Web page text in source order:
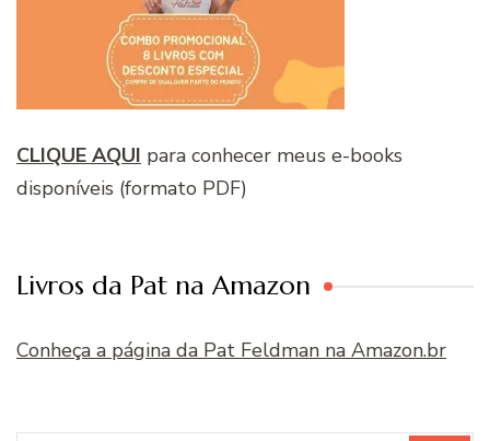
CLIQUE AQUI para conhecer meus e-books
disponíveis (formato PDF)
Livros da Pat na Amazon
Conheça a página da Pat Feldman na Amazon.br